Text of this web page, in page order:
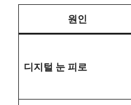
원인
디지털 눈 피로